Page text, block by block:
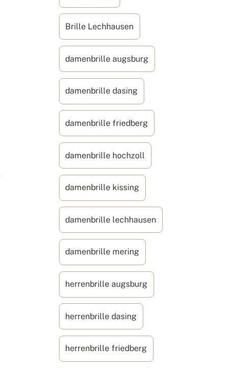
Brille Lechhausen
damenbrille augsburg
damenbrille dasing
damenbrille friedberg
damenbrille hochzoll
damenbrille kissing
damenbrille lechhausen
damenbrille mering
herrenbrille augsburg
herrenbrille dasing
herrenbrille friedberg